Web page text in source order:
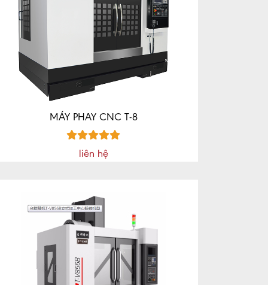
MÁY PHAY CNC T-8
liên hệ